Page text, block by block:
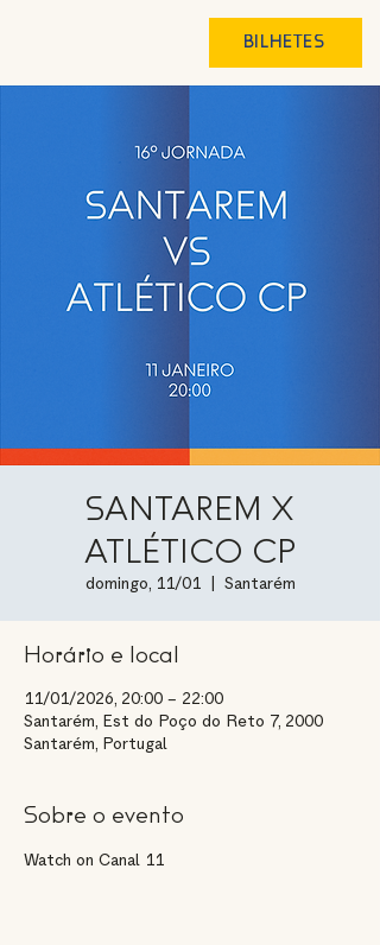
BILHETES
SANTAREM X
ATLÉTICO CP
domingo, 11/01
  |
Santarém
Horário e local
11/01/2026, 20:00 – 22:00
Santarém, Est do Poço do Reto 7, 2000
Santarém, Portugal
Sobre o evento
Watch on Canal 11